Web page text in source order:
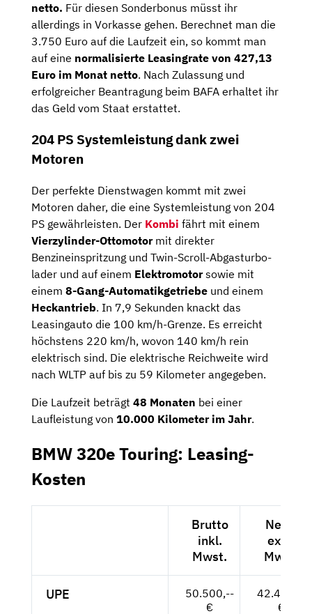
netto. Für diesen Sonderbonus müsst ihr
allerdings in Vorkasse gehen. Berechnet man die
3.750 Euro auf die Laufzeit ein, so kommt man
auf eine normalisierte Leasingrate von 427,13
Euro im Monat netto. Nach Zulassung und
erfolgreicher Beantragung beim BAFA erhaltet ihr
das Geld vom Staat erstattet.
204 PS Systemleistung dank zwei
Motoren
Der perfekte Dienstwagen kommt mit zwei
Motoren daher, die eine Systemleistung von 204
PS gewährleisten. Der Kombi fährt mit einem
Vierzylinder-Ottomotormit direkter
Benzineinspritzung und Twin-Scroll-Abgas­turbo­
lader und auf einem Elektromotorsowie mit
einem 8-Gang-Automatikgetriebe und einem
Heckantrieb. In 7,9 Sekunden knackt das
Leasingauto die 100 km/h-Grenze. Es erreicht
höchstens 220 km/h, wovon 140 km/h rein
elektrisch sind. Die elektrische Reichweite wird
nach WLTP auf bis zu 59 Kilometer angegeben.
Die Laufzeit beträgt 48 Monaten bei einer
Laufleistung von 10.000 Kilometer im Jahr.
BMW 320e Touring: Leasing-
Kosten
Brutto
inkl.
Mwst.
Netto
exkl.
Mwst.
UPE
50.500,--
€
42.437,--
€